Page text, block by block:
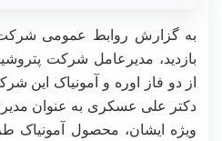
به گزارش روابط عمومی شرکت
بازدید، مدیرعامل شرکت
از دو فاز اوره و آمونیاک این
دکتر علی عسکری به عنوان
ویژه ایشان، محصول آمونیاک